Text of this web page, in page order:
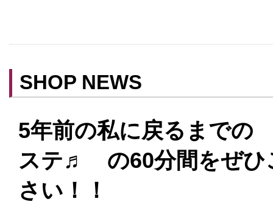
テイクアウト可
SHOP NEWS
5年前の私に戻るまで
ステ♬ の60分間をぜひ
さい！！